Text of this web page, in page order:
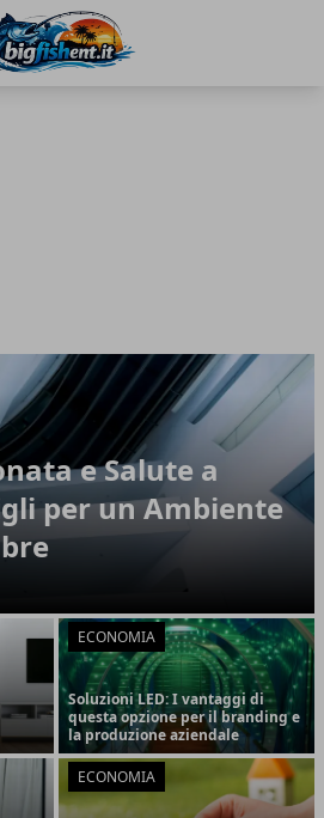
e Salute a
per un Ambiente
ECONOMIA
Soluzioni LED: I vantaggi di
questa opzione per il branding e
la produzione aziendale
ECONOMIA